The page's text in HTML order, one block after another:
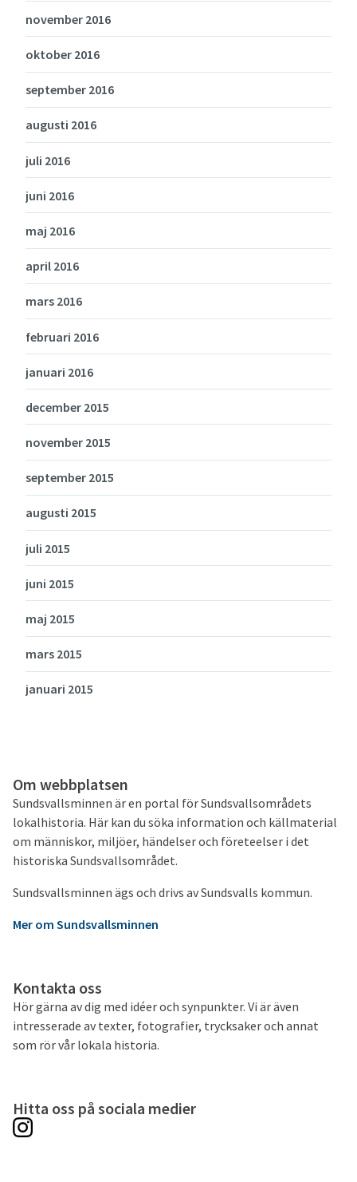
november 2016
oktober 2016
september 2016
augusti 2016
juli 2016
juni 2016
maj 2016
april 2016
mars 2016
februari 2016
januari 2016
december 2015
november 2015
september 2015
augusti 2015
juli 2015
juni 2015
maj 2015
mars 2015
januari 2015
Om webbplatsen
Sundsvallsminnen är en portal för Sundsvallsområdets
lokalhistoria. Här kan du söka information och källmaterial
om människor, miljöer, händelser och företeelser i det
historiska Sundsvallsområdet.
Sundsvallsminnen ägs och drivs av Sundsvalls kommun.
Mer om Sundsvallsminnen
Kontakta oss
Hör gärna av dig med idéer och synpunkter. Vi är även
intresserade av texter, fotografier, trycksaker och annat
som rör vår lokala historia.
Hitta oss på sociala medier